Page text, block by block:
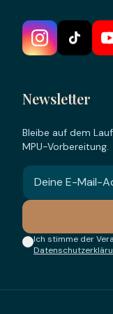
Newsletter
Bleibe auf dem
MPU-Vorbereitung.
Ich stimme der